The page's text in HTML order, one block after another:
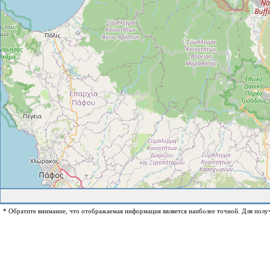
* Обратите внимание, что отображаемая информация является наиболее точной. Для